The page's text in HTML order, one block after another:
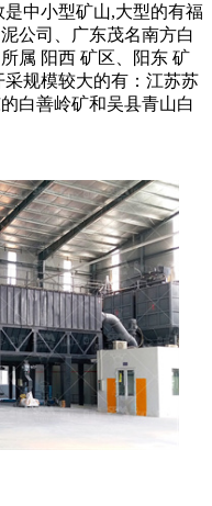
中小型矿山,大型的有福
公司、广东茂名南方白
属 阳西 矿区、阳东 矿
规模较大的有：江苏苏
白善岭矿和吴县青山白